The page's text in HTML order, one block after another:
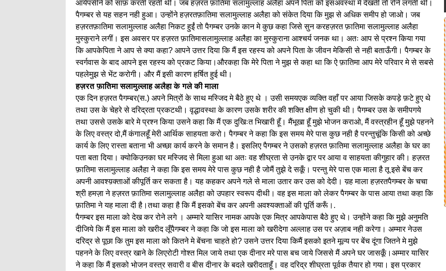
आयेपसीने को साफ़ करती रहती थीं। जब हज़रत फ़ातिमा सलामुल्लाह अलैहा अपने पिता को इसअवस्था मे देखती तो रोने लगती थीं।
पैगम्बर से यह सहन नही हुआ। उन्होंने हज़रतफ़ातिमा सलामुल्लाह अलैहा को संकेत दिया कि मुझ से अधिक समीप हो जाओ। जब
हज़रतफ़ातिमा सलामुल्लाह अलैहा निकट हुईं तो पैगम्बर उनके कान मे कुछ कहा जिसे सुन करहज़रत फ़ातिमा सलामुल्लाह अलैहा
मुस्कुराने लगीं। इस अवसर पर हज़रत फ़ातिमासलामुल्लाह अलैहा का मुस्कुराना आश्चर्य जनक था। अतः आप से प्रश्न किया गया
कि आपकेपिता ने आप से क्या कहा? आपने उत्तर दिया कि मैं इस रहस्य को अपने पिता के जीवन मेकिसी से नही बताऊँगी। पैगम्बर के
स्वर्गवास के बाद आपने इस रहस्य को प्रकट किया।औरकहा कि मेरे पिता ने मुझ से कहा था कि ऐ फ़ातिमा आप मेरे परिवार मे से सबसे
पहलेमुझ से भेंट करोगी। और मैं इसी कारण हर्षित हुई थी।
हज़रत फ़ातिमा सलामुल्लाह अलैहा के गले की माला
एक दिन हज़रत पैगम्बर(स.) अपने मित्रों के साथ मस्जिद मे बैठे हुए थे । उसी समयएक व्यक्ति वहाँ पर आया जिसके कपड़े फ़टे हुए थे
तथा उस के चेहरे से दरिद्रता प्रकटथी। वृद्धावस्था के कारण उसके शरीर की शक्ति क्षीण हो चुकी थी। पैगम्बर उस के समीपगये
तथा उससे उसके बारे मे प्रश्न किया उसने कहा कि मैं एक दुखिःत भिखारी हूँ। मैंभूखा हूँ मुझे भोजन कराओ, मैं वस्त्रहीन हूँ मुझे पहनने
के लिए वस्त्र दो,मैं कंगालहूँ मेरी आर्थिक साहयता करो। पैगम्बर ने कहा कि इस समय मेरे पास कुछ नही है परन्तुचूंकि किसी को अच्छे
कार्य के लिए रास्ता बताना भी अच्छा कार्य करने के समान है। इसलिए पैगम्बर ने उसको हज़रत फ़ातिमा सलामुल्लाह अलैहा के घर का
पता बता दिया। क्योकिउनका घर मस्जिद से मिला हुआ था अतः वह शीघ्रता से उनके द्वार पर आया व साहयता कीगुहार की। हज़रत
फ़ातिमा सलामुल्लाह अलैहा ने कहा कि इस समय मेरे पास कुछ नही है जोमैं तुझे दे सकूँ। परन्तु मेरे पास एक माला है तू इसे बेंच कर
अपनी आवश्य़क्ताओं कीपूर्ति कर सकता है। यह कहकर अपने गले से माला उतार कर उस को देदी। य़ह माला हज़रतपैगम्बर के चचा
श्री हमज़ा ने हज़रत फ़ातिमा सलामुल्लाह अलैहा को उपहार स्वरूप दीथी। वह इस माला को लेकर पैगम्बर के पास आया तथा कहा कि
फ़ातिमा ने यह माला दी है।तथा कहा है कि मैं इसको बेंच कर अपनी अवश्यक्ताओं की पूर्ति करूँ।.
पैगम्बर इस माला को देख कर रोने लगे । अम्मारे यासिर नामक आपके एक मित्र आपकेपास बैठे हुए थे। उन्होंने कहा कि मुझे अनुमति
दीजिये कि मैं इस माला को खरीद लूँपैगम्बर ने कहा कि जो इस माला को खरीदेगा अल्लाह उस पर अज़ाब नही करेगा। अम्मार नेउस
दरिद्र से पूछा कि तुम इस माला को कितने मे बेंचना चाहते हो? उसने उत्तर दिया किमैं इसको इतने मूल्य पर बेंच दूंगा जितने मे मुझे
पहनने के लिए वस्त्र खाने के लिएरोटी गोश्त मिल जाये तथा एक दीनार मरे पास बच जाये जिससे मैं अपने घर जासकूँ।अम्मार यासिर
ने कहा कि मैं इसको भोजन वस्त्र सवारी व बीस दीनार के बदले खरीदताहूँ। वह दरिद्र शीघ्रता पूर्वक तैयार हो गया। इस प्रकार